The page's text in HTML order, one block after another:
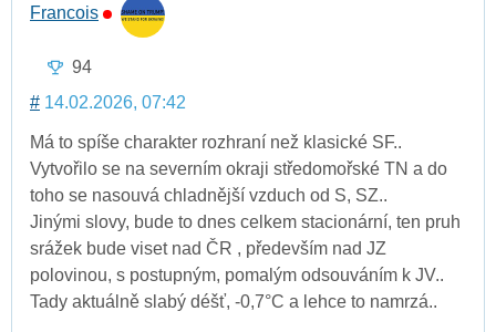
Francois
94
# 14.02.2026, 07:42
Má to spíše charakter rozhraní než klasické SF..
Vytvořilo se na severním okraji středomořské TN a do
toho se nasouvá chladnější vzduch od S, SZ..
Jinými slovy, bude to dnes celkem stacionární, ten pruh
srážek bude viset nad ČR , především nad JZ
polovinou, s postupným, pomalým odsouváním k JV..
Tady aktuálně slabý déšť, -0,7°C a lehce to namrzá..